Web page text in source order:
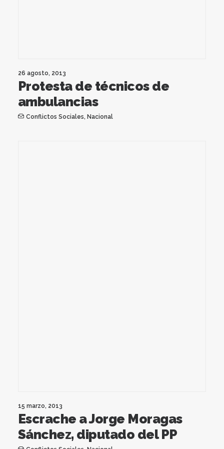
26 agosto, 2013
Protesta de técnicos de
ambulancias
Conflictos Sociales, Nacional
15 marzo, 2013
Escrache a Jorge Moragas
Sánchez, diputado del PP